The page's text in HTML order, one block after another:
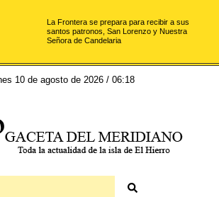
La Frontera se prepara para recibir a sus
santos patronos, San Lorenzo y Nuestra
Señora de Candelaria
10 de agosto de 2026 / 06:18